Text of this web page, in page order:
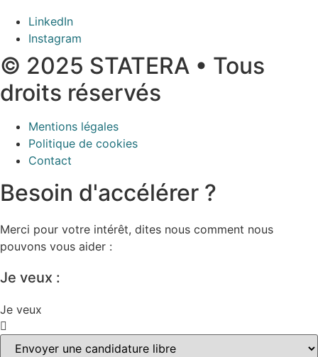
LinkedIn
Instagram
© 2025 STATERA • Tous
droits réservés
Mentions légales
Politique de cookies
Contact
Besoin d'accélérer ?
Merci pour votre intérêt, dites nous comment nous
pouvons vous aider :
Je veux :
Je veux